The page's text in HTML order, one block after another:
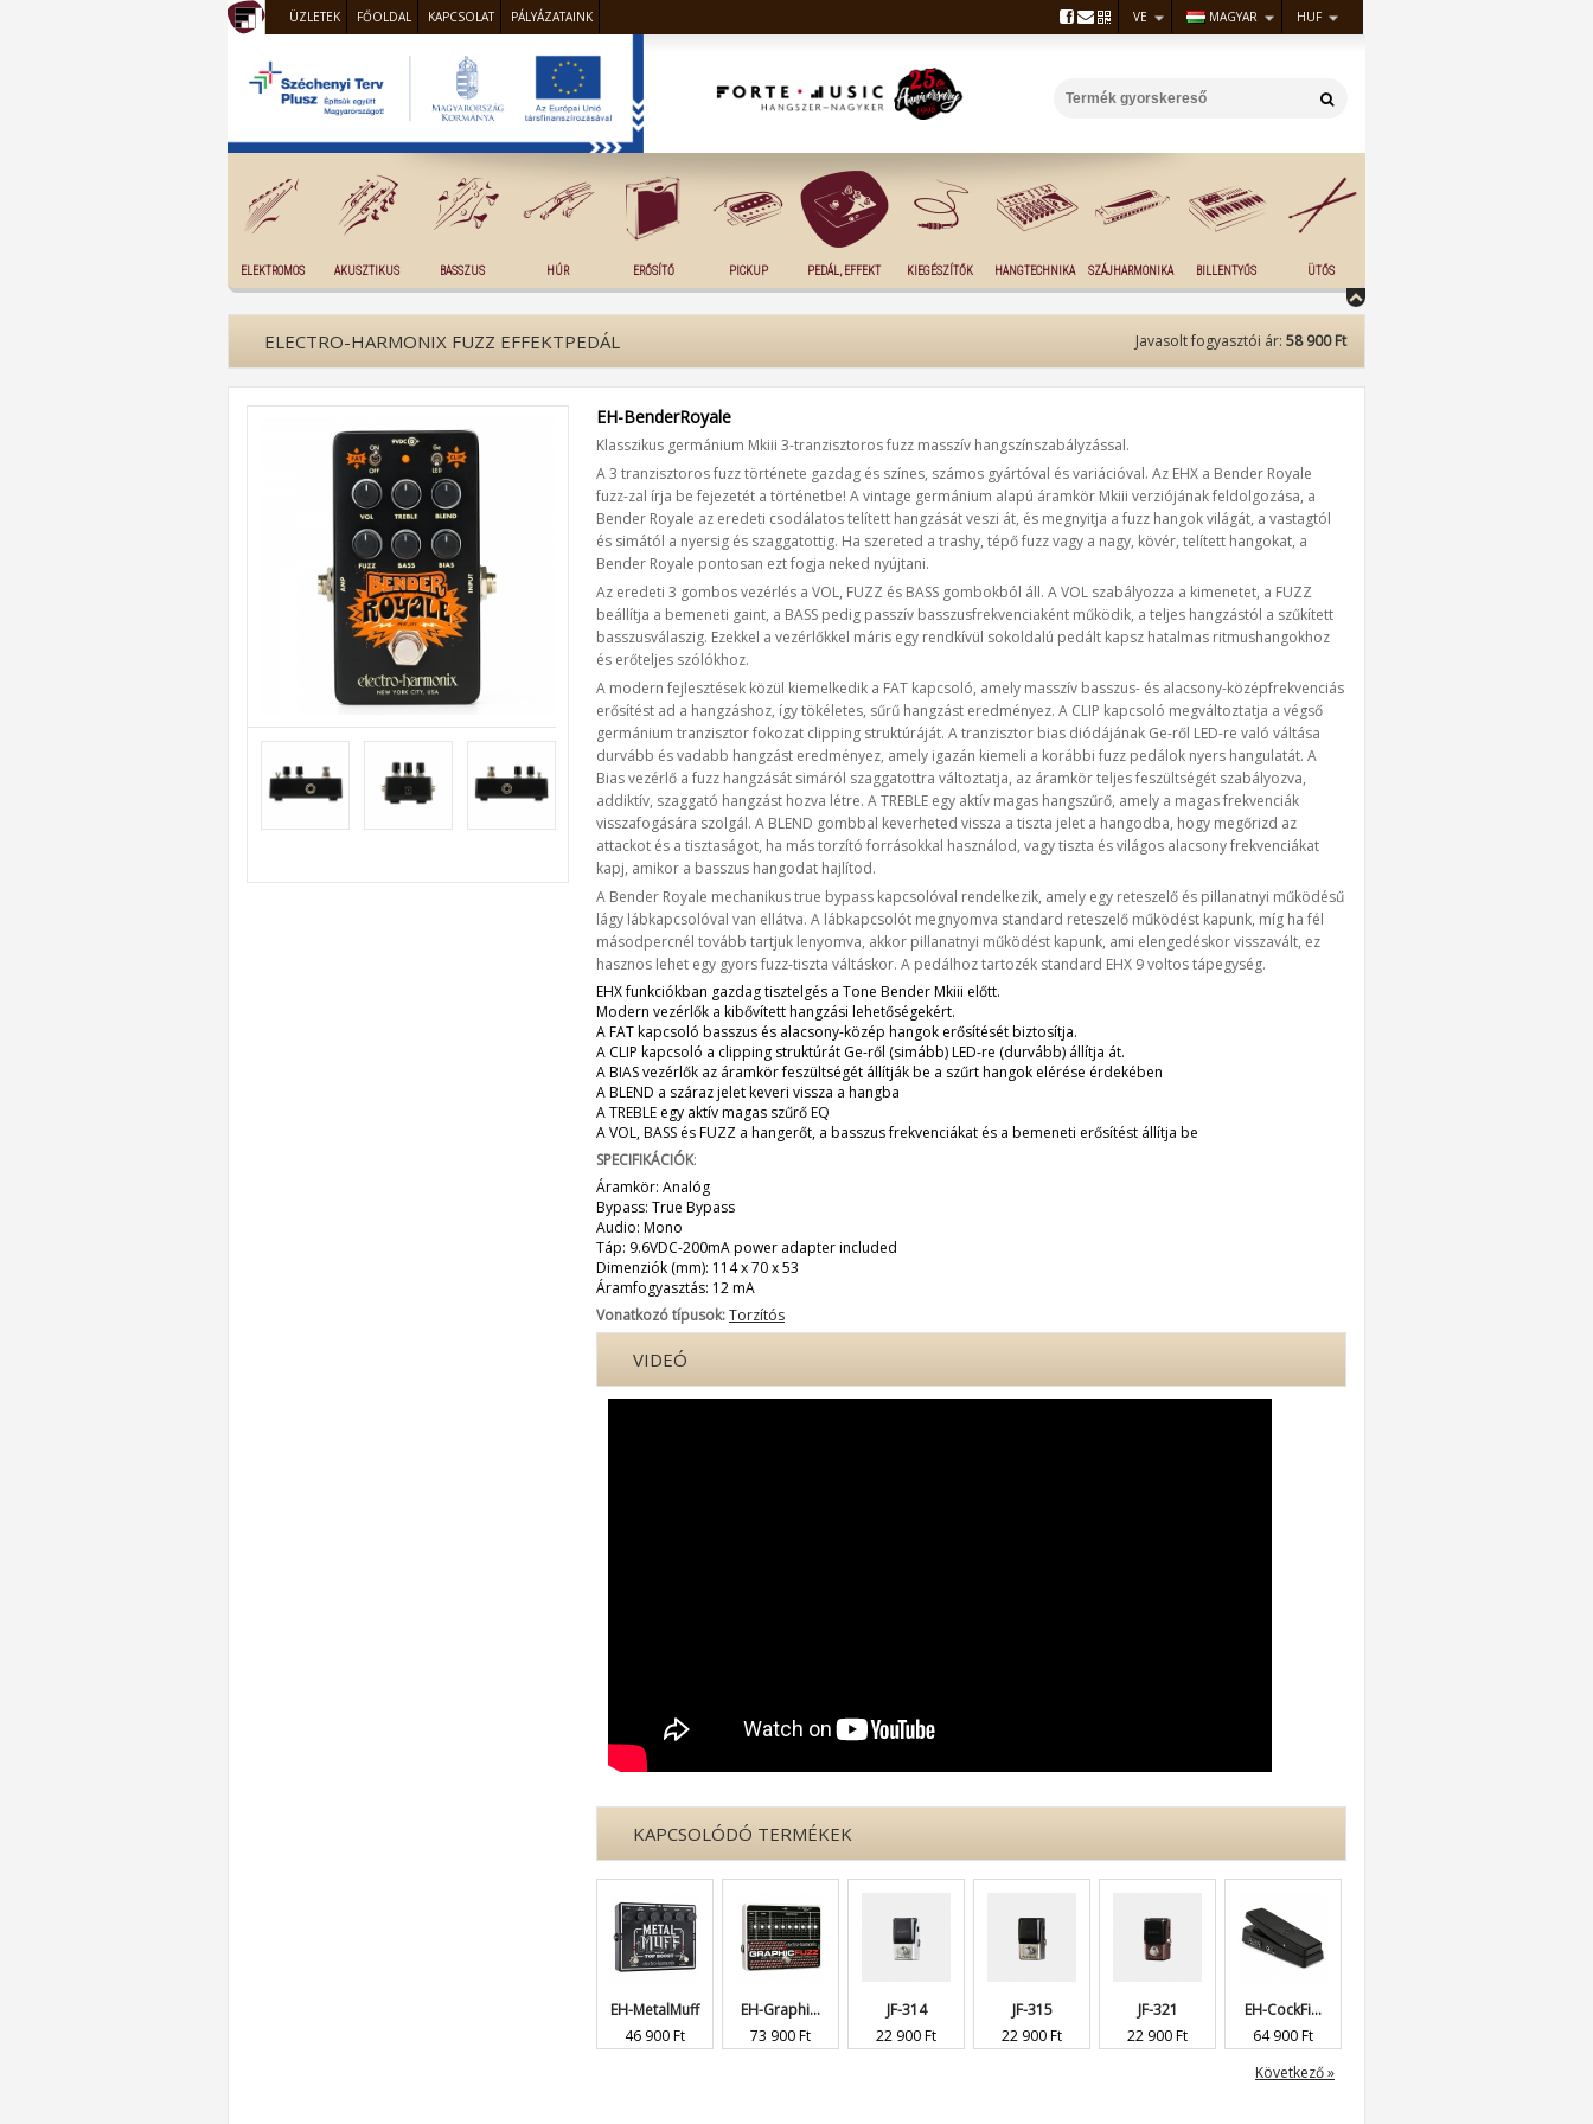
ÜZLETEK FŐOLDAL KAPCSOLAT PÁLYÁZATAINK VE MAGYAR HUF
ELEKTROMOS AKUSZTIKUS BASSZUS HÚR ERŐSÍTŐ PICKUP PEDÁL, EFFEKT KIEGÉSZÍTŐK HANGTECHNIKA SZÁJHARMONIKA BILLENTYŰS ÜTŐS
Javasolt fogyasztói ár: 58 900 Ft
ELECTRO-HARMONIX FUZZ EFFEKTPEDÁL
EH-BenderRoyale
Klasszikus germánium Mkiii 3-tranzisztoros fuzz masszív hangszínszabályzással.
A 3 tranzisztoros fuzz története gazdag és színes, számos gyártóval és variációval. Az EHX a Bender Royale
fuzz-zal írja be fejezetét a történetbe! A vintage germánium alapú áramkör Mkiii verziójának feldolgozása, a
Bender Royale az eredeti csodálatos telített hangzását veszi át, és megnyitja a fuzz hangok világát, a vastagtól
és simától a nyersig és szaggatottig. Ha szereted a trashy, tépő fuzz vagy a nagy, kövér, telített hangokat, a
Bender Royale pontosan ezt fogja neked nyújtani.
Az eredeti 3 gombos vezérlés a VOL, FUZZ és BASS gombokból áll. A VOL szabályozza a kimenetet, a FUZZ
beállítja a bemeneti gaint, a BASS pedig passzív basszusfrekvenciaként működik, a teljes hangzástól a szűkített
basszusválaszig. Ezekkel a vezérlőkkel máris egy rendkívül sokoldalú pedált kapsz hatalmas ritmushangokhoz
és erőteljes szólókhoz.
A modern fejlesztések közül kiemelkedik a FAT kapcsoló, amely masszív basszus- és alacsony-középfrekvenciás
erősítést ad a hangzáshoz, így tökéletes, sűrű hangzást eredményez. A CLIP kapcsoló megváltoztatja a végső
germánium tranzisztor fokozat clipping struktúráját. A tranzisztor bias diódájának Ge-ről LED-re való váltása
durvább és vadabb hangzást eredményez, amely igazán kiemeli a korábbi fuzz pedálok nyers hangulatát. A
Bias vezérlő a fuzz hangzását simáról szaggatottra változtatja, az áramkör teljes feszültségét szabályozva,
addiktív, szaggató hangzást hozva létre. A TREBLE egy aktív magas hangszűrő, amely a magas frekvenciák
visszafogására szolgál. A BLEND gombbal keverheted vissza a tiszta jelet a hangodba, hogy megőrizd az
attackot és a tisztaságot, ha más torzító forrásokkal használod, vagy tiszta és világos alacsony frekvenciákat
kapj, amikor a basszus hangodat hajlítod.
A Bender Royale mechanikus true bypass kapcsolóval rendelkezik, amely egy reteszelő és pillanatnyi működésű
lágy lábkapcsolóval van ellátva. A lábkapcsolót megnyomva standard reteszelő működést kapunk, míg ha fél
másodpercnél tovább tartjuk lenyomva, akkor pillanatnyi működést kapunk, ami elengedéskor visszavált, ez
hasznos lehet egy gyors fuzz-tiszta váltáskor. A pedálhoz tartozék standard EHX 9 voltos tápegység.
EHX funkciókban gazdag tisztelgés a Tone Bender Mkiii előtt.
Modern vezérlők a kibővített hangzási lehetőségekért.
A FAT kapcsoló basszus és alacsony-közép hangok erősítését biztosítja.
A CLIP kapcsoló a clipping struktúrát Ge-ről (simább) LED-re (durvább) állítja át.
A BIAS vezérlők az áramkör feszültségét állítják be a szűrt hangok elérése érdekében
A BLEND a száraz jelet keveri vissza a hangba
A TREBLE egy aktív magas szűrő EQ
A VOL, BASS és FUZZ a hangerőt, a basszus frekvenciákat és a bemeneti erősítést állítja be
SPECIFIKÁCIÓK:
Áramkör: Analóg
Bypass: True Bypass
Audio: Mono
Táp: 9.6VDC-200mA power adapter included
Dimenziók (mm): 114 x 70 x 53
Áramfogyasztás: 12 mA
Vonatkozó típusok:Torzítós
VIDEÓ
KAPCSOLÓDÓ TERMÉKEK
EH-MetalMuff
46 900 Ft
EH-Graphi...
73 900 Ft
JF-314
22 900 Ft
JF-315
22 900 Ft
JF-321
22 900 Ft
EH-CockFi...
64 900 Ft
Következő »